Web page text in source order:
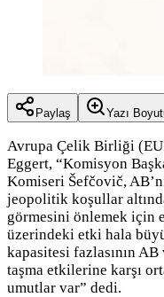
Paylaş Yazı
Avrupa Çelik Birliği
Eggert, “Komisyon
Komiseri Šefčovič,
jeopolitik koşullar
görmesini önlemek için
üzerindeki etki hala
kapasitesi fazlasının
taşma etkilerine karşı
umutlar var” dedi.